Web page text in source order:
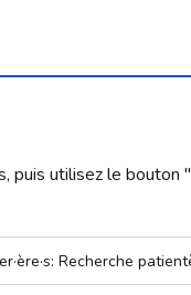
puis utilisez le bouton "